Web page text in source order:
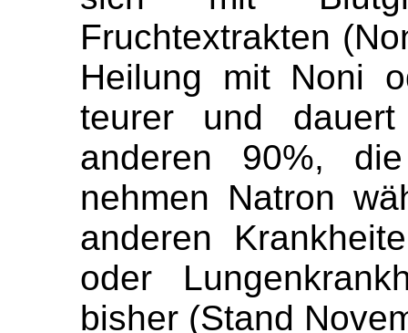
Fruchtextrakten
Heilung mit Noni
teurer und
anderen 90%,
nehmen Natron
anderen
oder
bisher (Stand